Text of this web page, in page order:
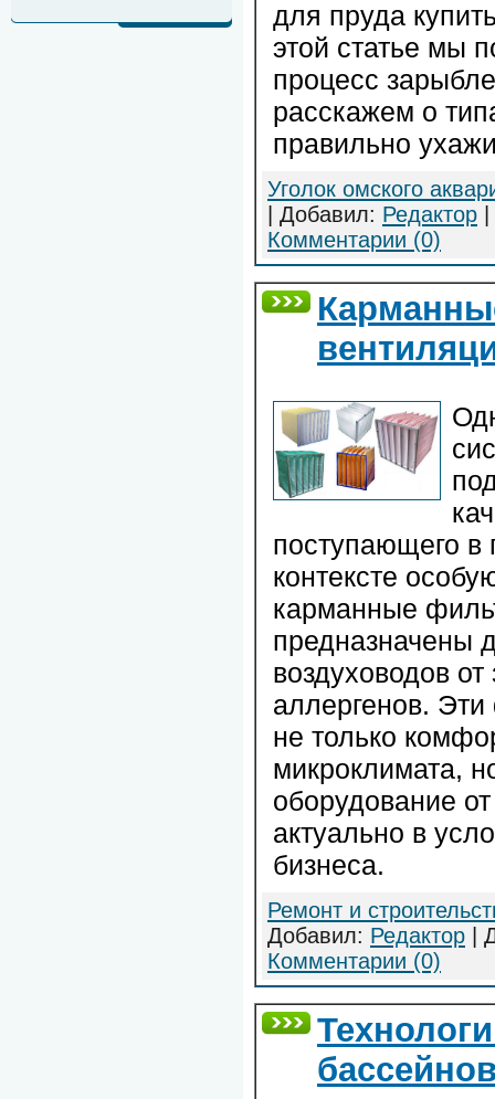
для пруда
этой статье мы
процесс
расскажем о
правильно
Уголок омского
| Добавил: Редактор
Комментарии (0)
поступающего
контексте
карманные
предназначены
воздуховодов
аллергенов.
не только
микроклимата,
оборудование
актуально в
бизнеса.
Ремонт и
Добавил: Редактор |
Комментарии (0)